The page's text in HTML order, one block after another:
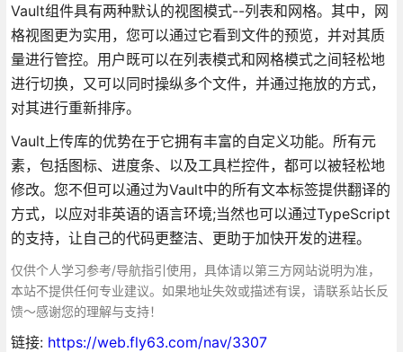
Vault组件具有两种默认的视图模式--列表和网格。其中，网
格视图更为实用，您可以通过它看到文件的预览，并对其质
量进行管控。用户既可以在列表模式和网格模式之间轻松地
进行切换，又可以同时操纵多个文件，并通过拖放的方式，
对其进行重新排序。
Vault上传库的优势在于它拥有丰富的自定义功能。所有元
素，包括图标、进度条、以及工具栏控件，都可以被轻松地
修改。您不但可以通过为Vault中的所有文本标签提供翻译的
方式，以应对非英语的语言环境;当然也可以通过TypeScript
的支持，让自己的代码更整洁、更助于加快开发的进程。
仅供个人学习参考/导航指引使用，具体请以第三方网站说明为准，
本站不提供任何专业建议。如果地址失效或描述有误，请联系站长反
馈～感谢您的理解与支持！
链接: https://web.fly63.com/nav/3307